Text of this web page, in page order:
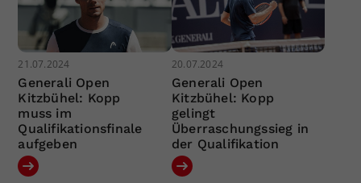
21.07.2024
Generali Open
Kitzbühel: Kopp
muss im
Qualifikationsfinale
aufgeben
20.07.2024
Generali Open
Kitzbühel: Kopp
gelingt
Überraschungssieg in
der Qualifikation